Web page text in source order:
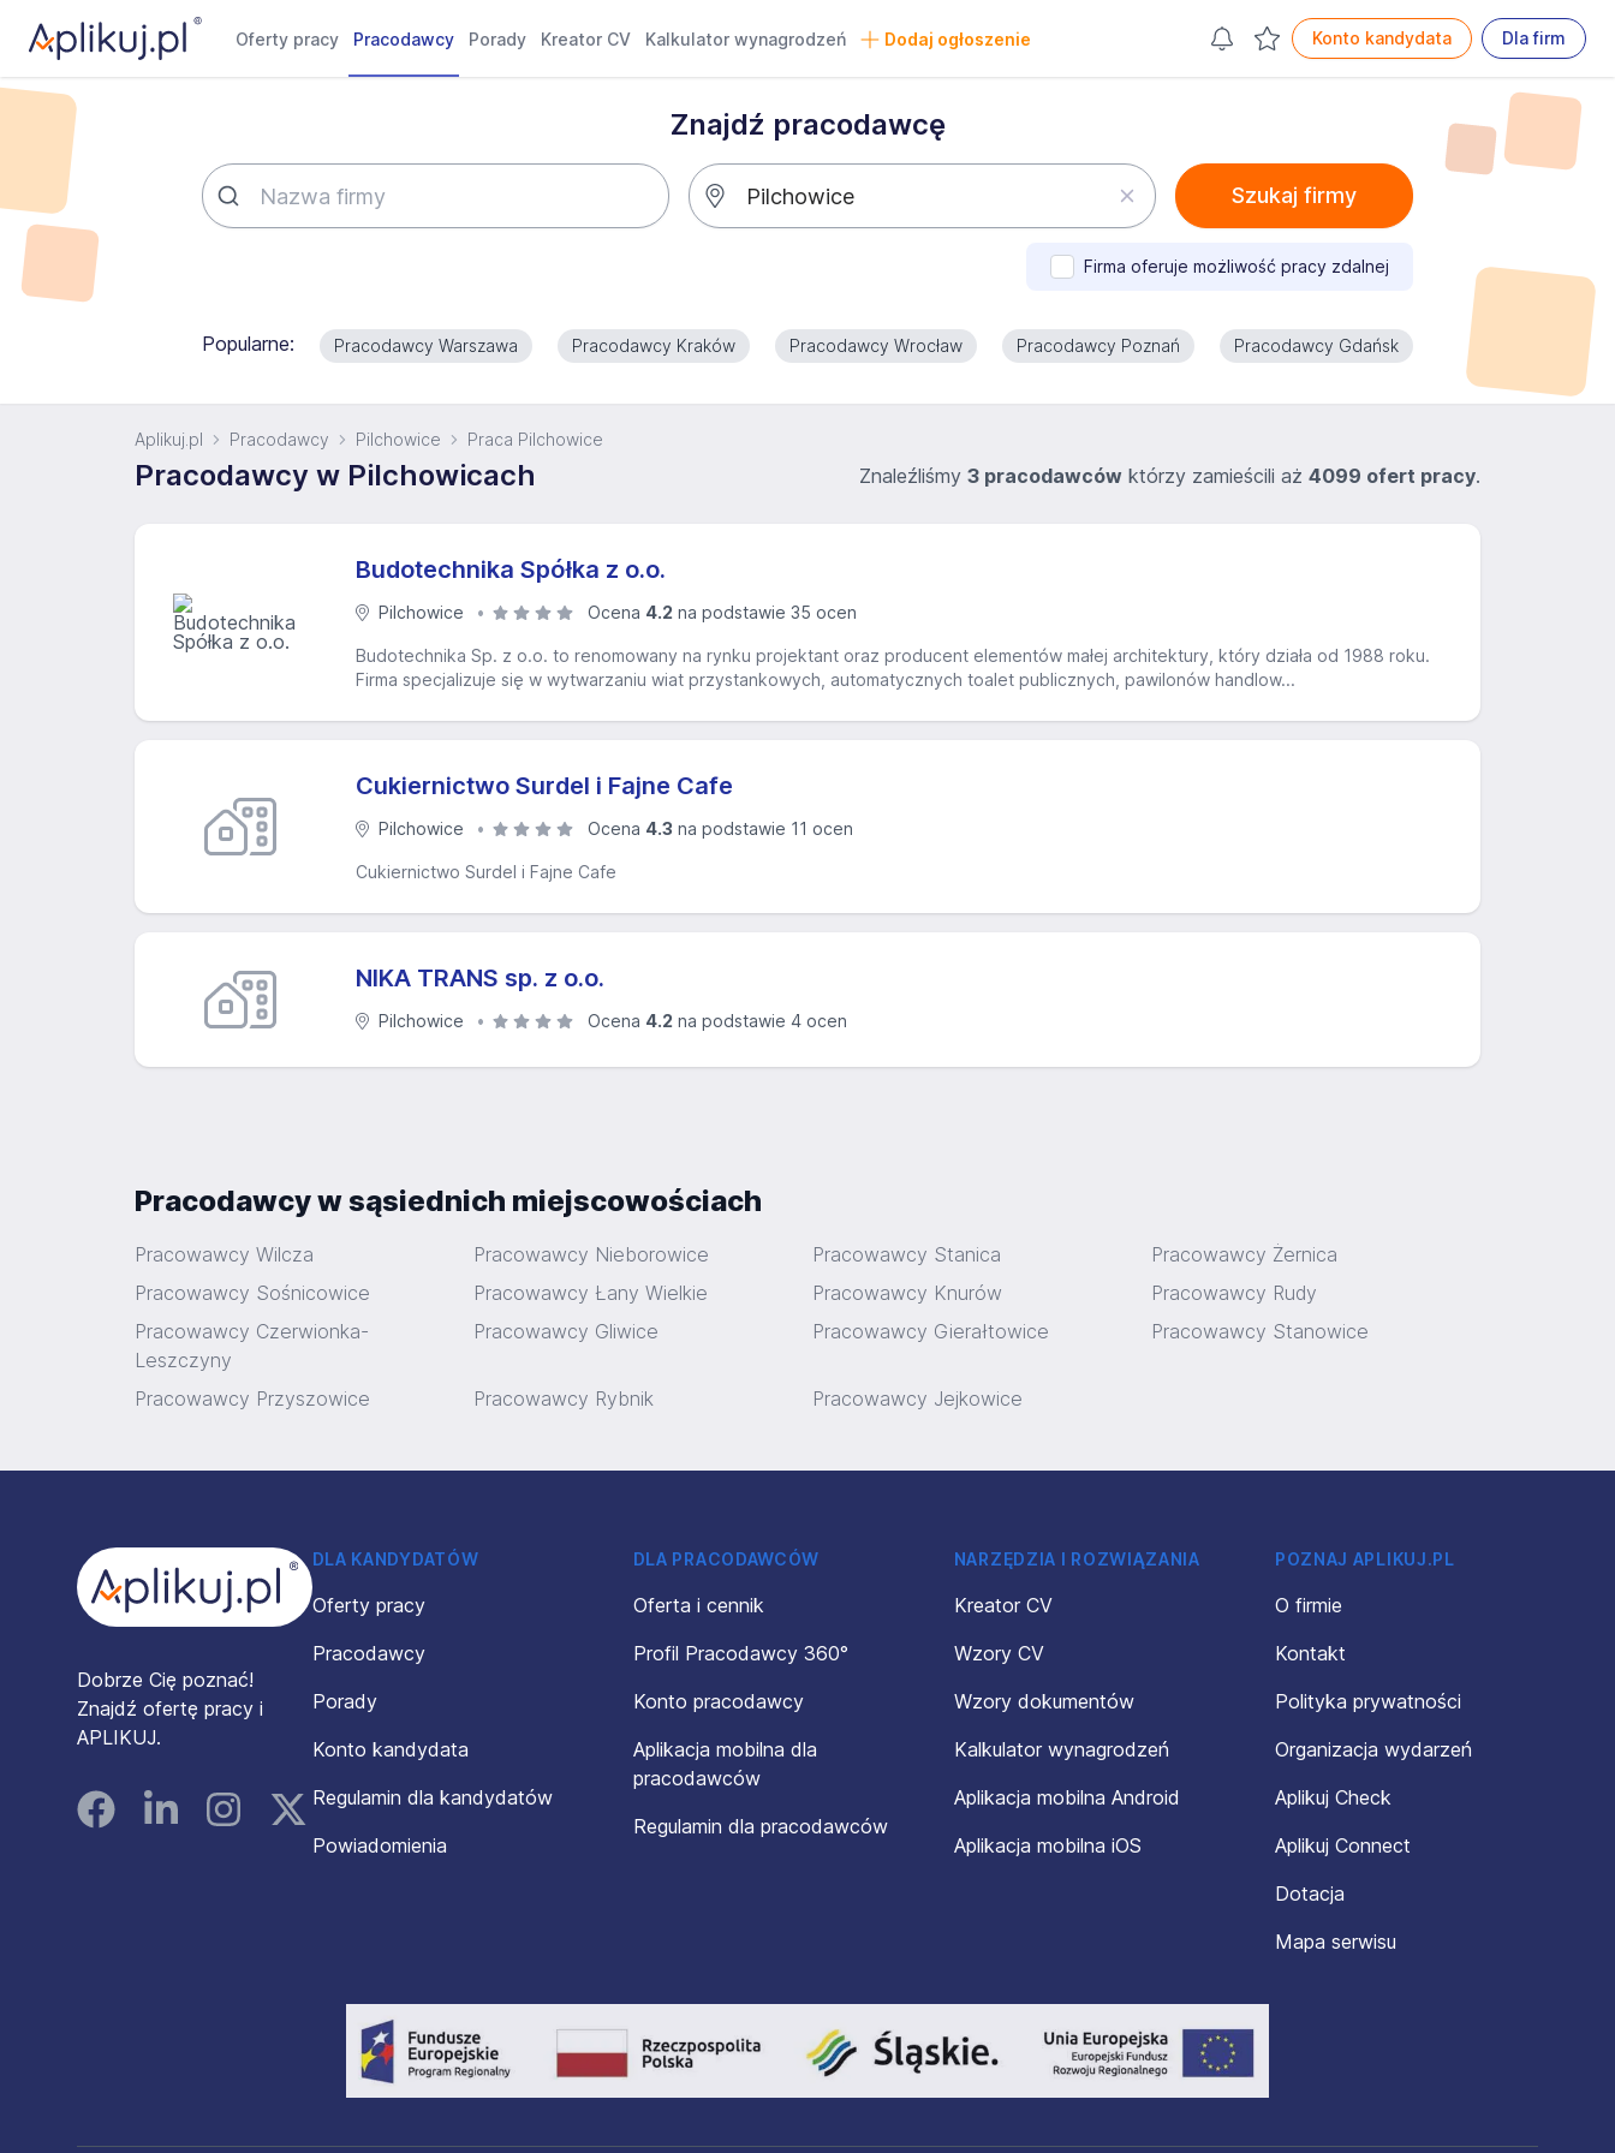
Oferty pracy Pracodawcy Porady Kreator CV Kalkulator wynagrodzeń Dodaj ogłoszenie Konto kandydata Dla firm
Znajdź pracodawcę
Szukaj firmy
Firma oferuje możliwość pracy zdalnej
Popularne: Pracodawcy Warszawa Pracodawcy Kraków Pracodawcy Wrocław Pracodawcy Poznań Pracodawcy Gdańsk
Aplikuj.pl Pracodawcy Pilchowice Praca Pilchowice
Pracodawcy w Pilchowicach Znaleźliśmy 3 pracodawców którzy zamieścili aż 4099 ofert pracy.
Budotechnika Spółka z o.o.
Pilchowice Ocena 4.2 na podstawie 35 ocen
Budotechnika Sp. z o.o. to renomowany na rynku projektant oraz producent elementów małej architektury, który działa od 1988 roku.
Firma specjalizuje się w wytwarzaniu wiat przystankowych, automatycznych toalet publicznych, pawilonów handlow...
Cukiernictwo Surdel i Fajne Cafe
Pilchowice Ocena 4.3 na podstawie 11 ocen
Cukiernictwo Surdel i Fajne Cafe
NIKA TRANS sp. z o.o.
Pilchowice Ocena 4.2 na podstawie 4 ocen
Pracodawcy w sąsiednich miejscowościach
Pracowawcy Wilcza Pracowawcy Nieborowice Pracowawcy Stanica
Pracowawcy Żernica
Pracowawcy Sośnicowice
Pracowawcy Łany Wielkie Pracowawcy Knurów
Pracowawcy Rudy
Pracowawcy Czerwionka-
Leszczyny
Pracowawcy Gliwice Pracowawcy Gierałtowice Pracowawcy Stanowice
Pracowawcy Przyszowice Pracowawcy Rybnik Pracowawcy Jejkowice
Dobrze Cię poznać!
Znajdź ofertę pracy i
APLIKUJ.
FacebookLinked InInstagramInstagram
DLA KANDYDATÓW
Oferty pracy
Pracodawcy
Porady
Konto kandydata
Regulamin dla kandydatów
Powiadomienia
DLA PRACODAWCÓW
Oferta i cennik
Profil Pracodawcy 360°
Konto pracodawcy
Aplikacja mobilna dla
pracodawców
Regulamin dla pracodawców
NARZĘDZIA I ROZWIĄZANIA
Kreator CV
Wzory CV
Wzory dokumentów
Kalkulator wynagrodzeń
Aplikacja mobilna Android
Aplikacja mobilna iOS
POZNAJ APLIKUJ.PL
O firmie
Kontakt
Polityka prywatności
Organizacja wydarzeń
Aplikuj Check
Aplikuj Connect
Dotacja
Mapa serwisu